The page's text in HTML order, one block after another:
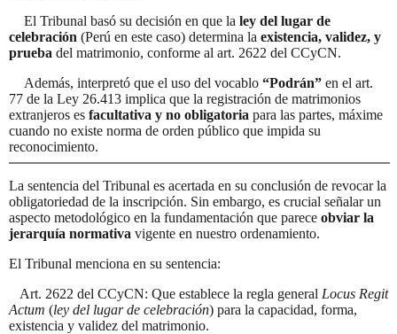
El Tribunal basó su decisión en que la ley del lugar de
celebración (Perú en este caso) determina la existencia, validez, y
prueba del matrimonio, conforme al art. 2622 del CCyCN.
Además, interpretó que el uso del vocablo “Podrán” en el art.
77 de la Ley 26.413 implica que la registración de matrimonios
extranjeros es facultativa y no obligatoria para las partes, máxime
cuando no existe norma de orden público que impida su
reconocimiento.
La sentencia del Tribunal es acertada en su conclusión de revocar la
obligatoriedad de la inscripción. Sin embargo, es crucial señalar un
aspecto metodológico en la fundamentación que parece obviar la
jerarquía normativa vigente en nuestro ordenamiento.
El Tribunal menciona en su sentencia:
Art. 2622 del CCyCN: Que establece la regla general Locus Regit
Actum (ley del lugar de celebración) para la capacidad, forma,
existencia y validez del matrimonio.